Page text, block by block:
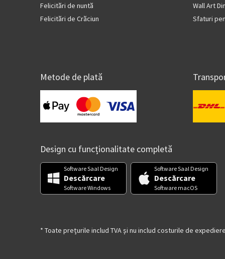
Felicitări de nuntă
Felicitări de Crăciun
Wall Art
Sfaturi
Metode de plată
Design cu funcționalitate completă
Software Saal Design
Descărcare
Software Windows
Software Saal Design
Descărcare
Software macOS
* Toate prețurile includ TVA și nu includ costurile de